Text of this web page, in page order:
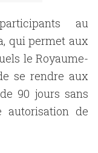
au
qui permet aux
le Royaume-
se rendre aux
90 jours sans
autorisation de